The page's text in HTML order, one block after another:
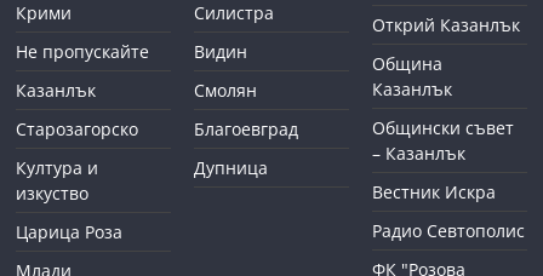
Крими
Не пропускайте
Казанлък
Старозагорско
Култура и
изкуство
Царица Роза
Млади
Силистра
Видин
Смолян
Благоевград
Дупница
Открий Казанлък
Община
Казанлък
Общински съвет
– Казанлък
Вестник Искра
Радио Севтополис
ФК "Розова